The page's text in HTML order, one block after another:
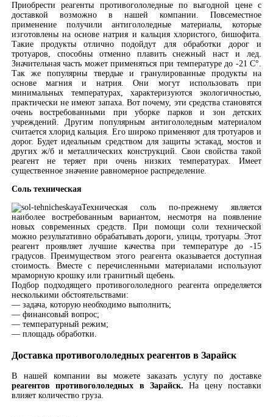
Приобрести реагенты противогололедные по выгодной цене с
доставкой возможно в нашей компании. Повсеместное
применение получили антигололедные материалы, которые
изготовлены на основе натрия и кальция хлористого, бишофита.
Такие продукты отлично подойдут для обработки дорог и
тротуаров, способны отменно плавить снежный наст и лед.
Значительная часть может применяться при температуре до -21 С°.
Так же популярны твердые и гранулированные продукты на
основе магния и натрия. Они могут использовать при
минимальных температурах, характеризуются экологичностью,
практически не имеют запаха. Вот почему, эти средства становятся
очень востребованными при уборке парков и зон детских
учреждений. Другим популярным антигололедным материалом
считается хлорид кальция. Его широко применяют для тротуаров и
дорог. Будет идеальным средством для защиты эстакад, мостов и
других ж/б и металлических конструкций. Свои свойства такой
реагент не теряет при очень низких температурах. Имеет
существенное значение равномерное распределение.
Соль техническая
Техническая соль по-прежнему является
наиболее востребованным вариантом, несмотря на появление
новых современных средств. При помощи соли технической
можно результативно обрабатывать дороги, улицы, тротуары. Этот
реагент проявляет лучшие качества при температуре до -15
градусов. Преимуществом этого реагента оказывается доступная
стоимость. Вместе с перечисленными материалами используют
мраморную крошку или гранитный щебень.
Подбор подходящего противогололедного реагента определяется
несколькими обстоятельствами:
— задача, которую необходимо выполнить;
— финансовый вопрос;
— температурный режим;
— площадь обработки.
Доставка противогололедных реагентов в Зарайск
В нашей компании вы можете заказать услугу по доставке
реагентов противогололедных в Зарайск. На цену поставки
влияет количество груза.